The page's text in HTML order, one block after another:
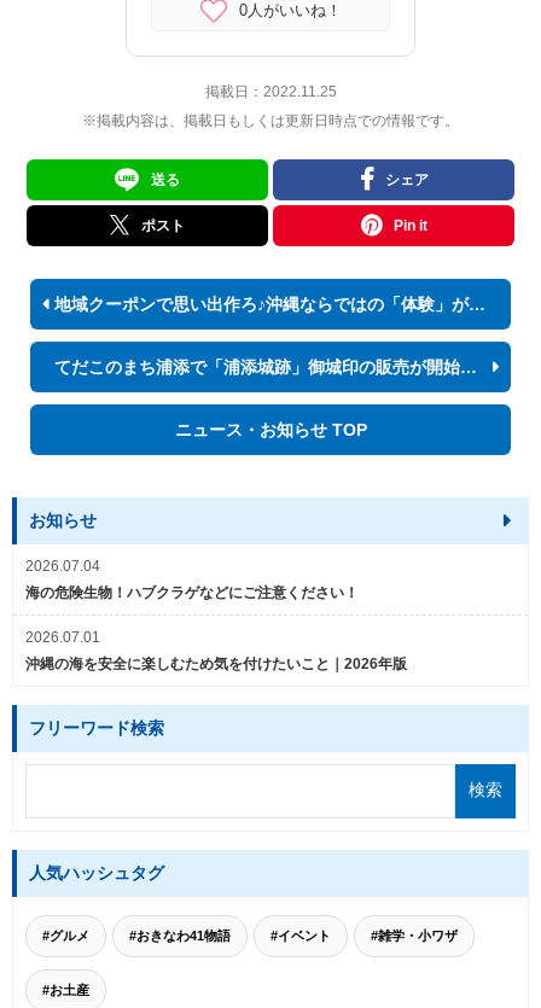
0人がいいね！
掲載日： 2022.11.25
※掲載内容は、掲載日もしくは更新日時点での情報です。
送る シェア
ポスト Pin it
地域クーポンで思い出作ろ♪沖縄ならではの「体験」ができるスポット
てだこのまち浦添で「浦添城跡」御城印の販売が開始されました！
ニュース・お知らせ TOP
お知らせ
2026.07.04
海の危険生物！ハブクラゲなどにご注意ください！
2026.07.01
沖縄の海を安全に楽しむため気を付けたいこと｜2026年版
フリーワード検索
人気ハッシュタグ
#グルメ #おきなわ41物語 #イベント #雑学・小ワザ
#お土産